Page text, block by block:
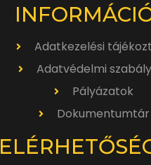
Adatkezelési
Adatvédelmi
Pályázatok
Dokumentumtár